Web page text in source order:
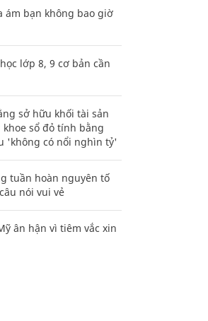
ám bạn không bao giờ
lớp 8, 9 cơ bản cần
sở hữu khối tài sản
sổ đỏ tính bằng
'không có nổi nghìn tỷ'
tuần hoàn nguyên tố
nói vui vẻ
ân hận vì tiêm vắc xin